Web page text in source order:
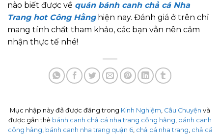
nào biết được về quán bánh canh chả cá Nha
Trang hot Công Hằnghiện nay. Đánh giá ở trên chỉ
mang tính chất tham khảo, các bạn vẫn nên cảm
nhận thực tế nhé!
Mục nhập này đã được đăng trong Kinh Nghiệm Câu Chuyện và
được gắn thẻ bánh canh chả cá nha trang công hằng bánh canh
công hằng bánh canh nha trang quận 6, chả cá nha trang chả cá